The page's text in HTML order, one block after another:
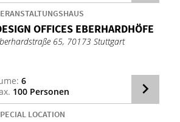
OF­FICES EBER­HARD­HÖ­FE
65, 70173 Stuttgart
6
100 Personen
LOCATION